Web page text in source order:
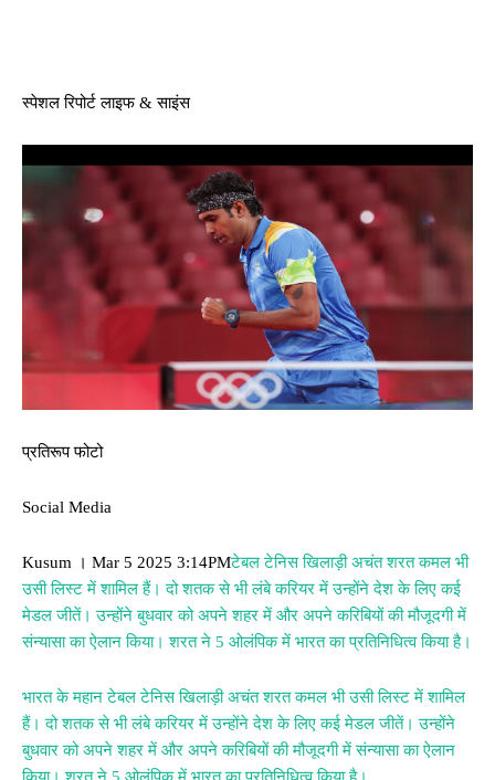
स्पेशल रिपोर्ट लाइफ & साइंस
प्रतिरूप फोटो
Social Media
Kusum । Mar 5 2025 3:14PMटेबल टेनिस खिलाड़ी अचंत शरत कमल भी
उसी लिस्ट में शामिल हैं। दो शतक से भी लंबे करियर में उन्होंने देश के लिए कई
मेडल जीतें। उन्होंने बुधवार को अपने शहर में और अपने करिबियों की मौजूदगी में
संन्यासा का ऐलान किया। शरत ने 5 ओलंपिक में भारत का प्रतिनिधित्व किया है।
भारत के महान टेबल टेनिस खिलाड़ी अचंत शरत कमल भी उसी लिस्ट में शामिल
हैं। दो शतक से भी लंबे करियर में उन्होंने देश के लिए कई मेडल जीतें। उन्होंने
बुधवार को अपने शहर में और अपने करिबियों की मौजूदगी में संन्यासा का ऐलान
किया। शरत ने 5 ओलंपिक में भारत का प्रतिनिधित्व किया है।